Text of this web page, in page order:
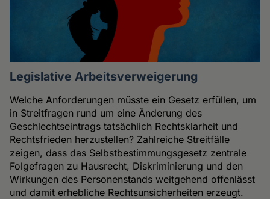
Legislative Arbeitsverweigerung
Welche Anforderungen müsste ein Gesetz erfüllen, um
in Streitfragen rund um eine Änderung des
Geschlechtseintrags tatsächlich Rechtsklarheit und
Rechtsfrieden herzustellen? Zahlreiche Streitfälle
zeigen, dass das Selbstbestimmungsgesetz zentrale
Folgefragen zu Hausrecht, Diskriminierung und den
Wirkungen des Personenstands weitgehend offenlässt
und damit erhebliche Rechtsunsicherheiten erzeugt.